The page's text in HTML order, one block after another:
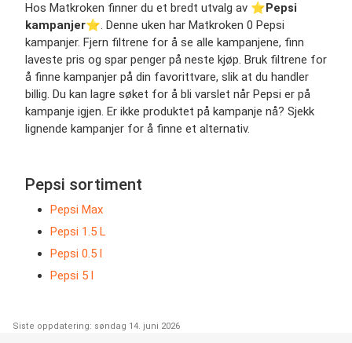
Hos Matkroken finner du et bredt utvalg av ⭐️ Pepsi
kampanjer⭐️. Denne uken har Matkroken 0 Pepsi
kampanjer. Fjern filtrene for å se alle kampanjene, finn
laveste pris og spar penger på neste kjøp. Bruk filtrene for
å finne kampanjer på din favorittvare, slik at du handler
billig. Du kan lagre søket for å bli varslet når Pepsi er på
kampanje igjen. Er ikke produktet på kampanje nå? Sjekk
lignende kampanjer for å finne et alternativ.
Pepsi sortiment
Pepsi Max
Pepsi 1.5 L
Pepsi 0.5 l
Pepsi 5 l
Siste oppdatering: søndag 14. juni 2026